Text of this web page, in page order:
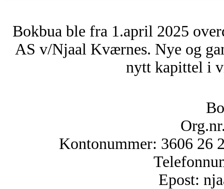
Bokbua ble fra 1.april 2025
AS v/Njaal Kværnes. Nye og
nytt kapittel i
Kontonummer: 3606 26
Epost: